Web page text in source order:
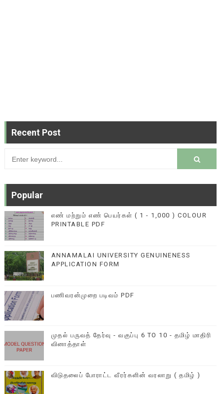
Recent Post
Popular
எண் மற்றும் எண் பெயர்கள் ( 1 - 1,000 ) COLOUR
PRINTABLE PDF
ANNAMALAI UNIVERSITY GENUINENESS
APPLICATION FORM
பணிவரன்முறை படிவம் PDF
முதல் பருவத் தேர்வு - வகுப்பு 6 TO 10 - தமிழ் மாதிரி
வினாத்தாள்
விடுதலைப் போராட்ட வீரர்களின் வரலாறு ( தமிழ் )